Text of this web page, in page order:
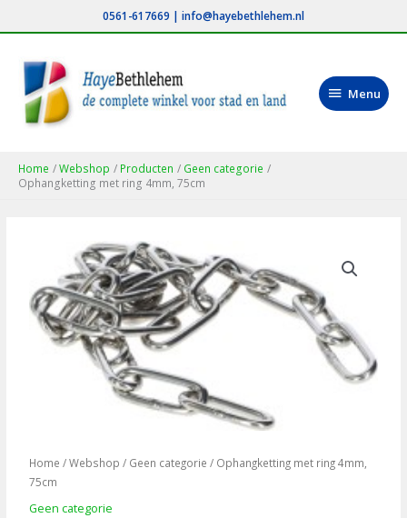
naar
inhoud
0561-617669 | info@hayebethlehem.nl
Menu
Menu
Home Webshop Producten
Geen categorie
Ophangketting met ring 4mm, 75cm
Home /Webshop / Geen categorie / Ophangketting met ring 4mm,
75cm
Geen categorie